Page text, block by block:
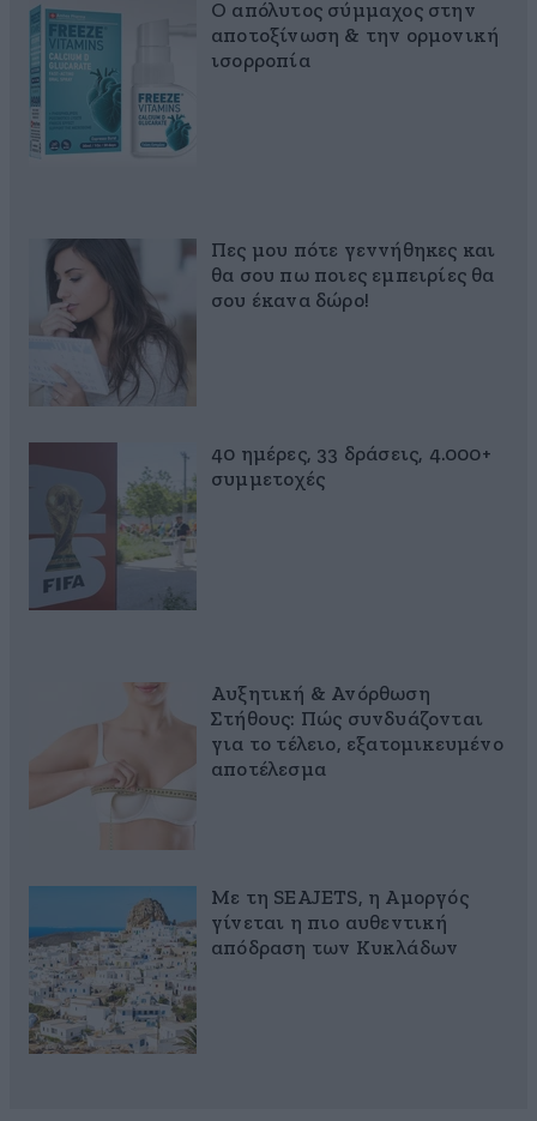
Ο απόλυτος σύμμαχος στην
αποτοξίνωση & την ορμονική
ισορροπία
Πες μου πότε γεννήθηκες και
θα σου πω ποιες εμπειρίες θα
σου έκανα δώρο!
40 ημέρες, 33 δράσεις, 4.000+
συμμετοχές
Αυξητική & Ανόρθωση
Στήθους: Πώς συνδυάζονται
για το τέλειο, εξατομικευμένο
αποτέλεσμα
Με τη SEAJETS, η Αμοργός
γίνεται η πιο αυθεντική
απόδραση των Κυκλάδων